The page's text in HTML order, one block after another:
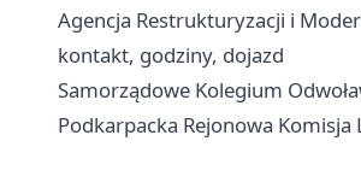
Agencja Restrukturyzacji i
kontakt, godziny, dojazd
Samorządowe Kolegium
Podkarpacka Rejonowa Komisja